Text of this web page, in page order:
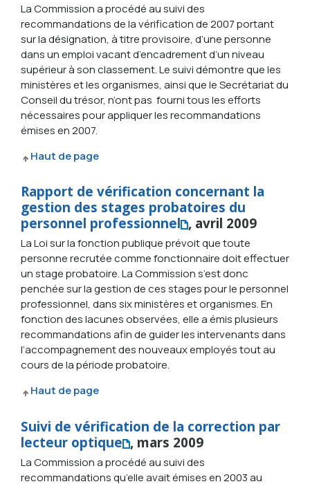
La Commission a procédé au suivi des
recommandations de la vérification de 2007 portant
sur la désignation, à titre provisoire, d’une personne
dans un emploi vacant d’encadrement d’un niveau
supérieur à son classement. Le suivi démontre que les
ministères et les organismes, ainsi que le Secrétariat du
Conseil du trésor, n’ont pas fourni tous les efforts
nécessaires pour appliquer les recommandations
émises en 2007.
Haut de page
Rapport de vérification concernant la
gestion des stages probatoires du
personnel professionnel , avril 2009
La Loi sur la fonction publique prévoit que toute
personne recrutée comme fonctionnaire doit effectuer
un stage probatoire. La Commission s’est donc
penchée sur la gestion de ces stages pour le personnel
professionnel, dans six ministères et organismes. En
fonction des lacunes observées, elle a émis plusieurs
recommandations afin de guider les intervenants dans
l’accompagnement des nouveaux employés tout au
cours de la période probatoire.
Haut de page
Suivi de vérification de la correction par
lecteur optique , mars 2009
La Commission a procédé au suivi des
recommandations qu’elle avait émises en 2003 au